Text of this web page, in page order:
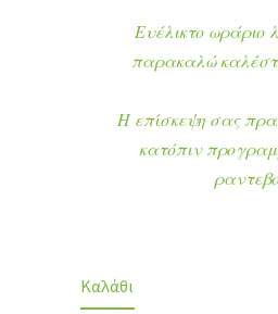
Ευέλικτο ωράριο
παρακαλώ
Η επίσκεψη σας
κατόπιν
Καλάθι